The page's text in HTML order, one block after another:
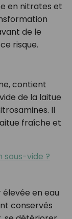
en nitrates et
de le
risque.
contient
de la laitue
Il
fraîche et
sous-vide ?
en eau
conservés